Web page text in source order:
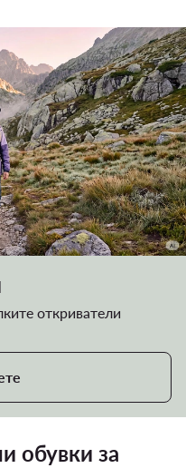
откриватели
обувки за